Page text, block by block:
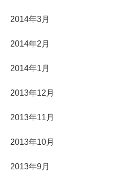
2014年3月
2014年2月
2014年1月
2013年12月
2013年11月
2013年10月
2013年9月